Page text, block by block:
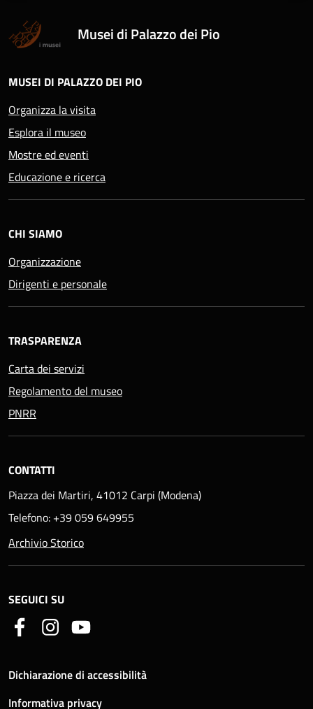
Musei di Palazzo dei Pio
MUSEI DI PALAZZO DEI PIO
Organizza la visita
Esplora il museo
Mostre ed eventi
Educazione e ricerca
CHI SIAMO
Organizzazione
Dirigenti e personale
TRASPARENZA
Carta dei servizi
Regolamento del museo
PNRR
CONTATTI
Piazza dei Martiri, 41012 Carpi (Modena)
Telefono: +39 059 649955
Archivio Storico
SEGUICI SU
Dichiarazione di accessibilità
Informativa privacy